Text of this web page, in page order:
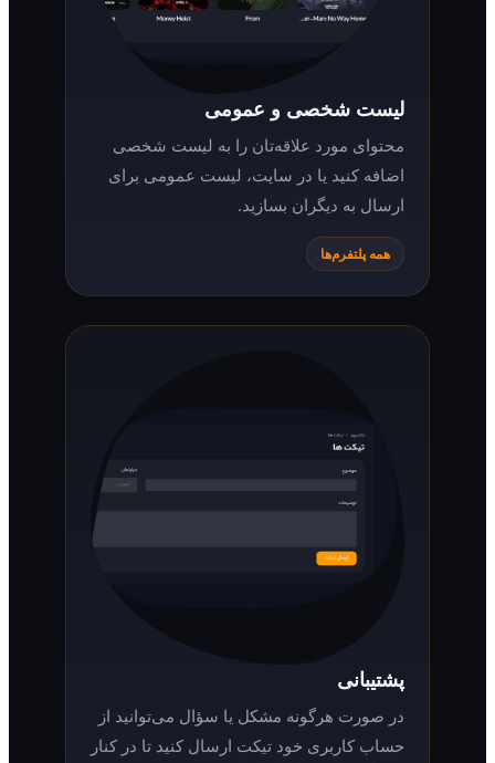
لیست شخصی و عمومی
محتوای مورد علاقه‌تان را به لیست شخصی
اضافه کنید یا در سایت، لیست عمومی برای
ارسال به دیگران بسازید.
همه پلتفرم‌ها
در صورت هرگونه مشکل یا سؤال می‌توانید از
حساب کاربری خود تیکت ارسال کنید تا در کنار